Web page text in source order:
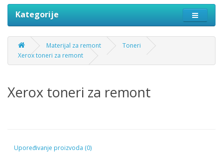
Kategorije
Materijal za remont
Toneri
Xerox toneri za remont
Xerox toneri za remont
Upoređivanje proizvoda (0)